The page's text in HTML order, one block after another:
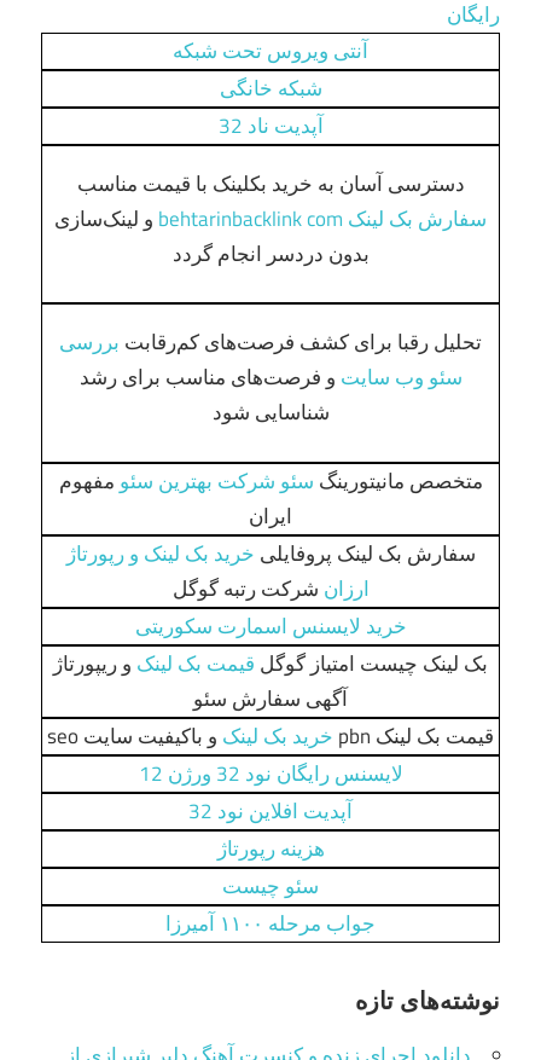
رایگان
آنتی ویروس تحت شبکه
شبکه خانگی
آپدیت ناد 32
دسترسی آسان به خرید بکلینک با قیمت مناسب
سفارش بک لینک behtarinbacklink com
و لینک‌سازی
بدون دردسر انجام گردد
تحلیل رقبا برای کشف فرصت‌های کم‌رقابت بررسی
سئو وب سایت و فرصت‌های مناسب برای رشد
شناسایی شود
متخصص مانیتورینگ سئو شرکت بهترین سئو مفهوم
ایران
سفارش بک لینک پروفایلی خرید بک لینک و رپورتاژ
ارزان شرکت رتبه گوگل
خرید لایسنس اسمارت سکوریتی
بک لینک چیست امتیاز گوگل قیمت بک لینک و ریپورتاژ
آگهی سفارش سئو
قیمت بک لینک pbn
خرید بک لینک و باکیفیت سایت seo
لایسنس رایگان نود 32 ورژن 12
آپدیت افلاین نود 32
هزینه رپورتاژ
سئو چیست
جواب مرحله ۱۱۰۰ آمیرزا
نوشته‌های تازه